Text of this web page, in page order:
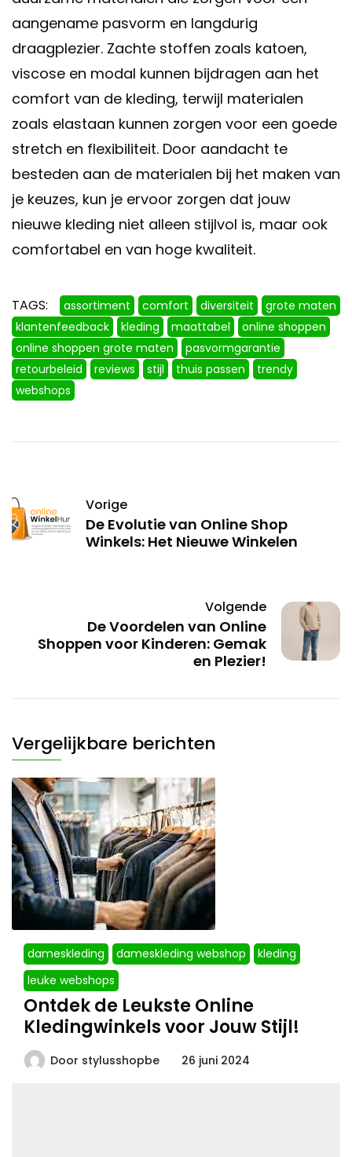
aangename pasvorm en langdurig
draagplezier. Zachte stoffen zoals katoen,
viscose en modal kunnen bijdragen aan het
comfort van de kleding, terwijl materialen
zoals elastaan kunnen zorgen voor een goede
stretch en flexibiliteit. Door aandacht te
besteden aan de materialen bij het maken van
je keuzes, kun je ervoor zorgen dat jouw
nieuwe kleding niet alleen stijlvol is, maar ook
comfortabel en van hoge kwaliteit.
TAGS: assortiment comfort diversiteit
grote maten
klantenfeedback
kleding maattabel
online shoppen
online shoppen grote maten
pasvormgarantie
retourbeleid
reviews stijl thuis passen
trendy
webshops
Vorige
De Evolutie van Online Shop
Winkels: Het Nieuwe Winkelen
Volgende
De Voordelen van Online
Shoppen voor Kinderen: Gemak
en Plezier!
Vergelijkbare berichten
dameskleding dameskleding webshop
kleding
leuke webshops
Ontdek de Leukste Online
Kledingwinkels voor Jouw Stijl!
Door stylusshopbe 26 juni 2024